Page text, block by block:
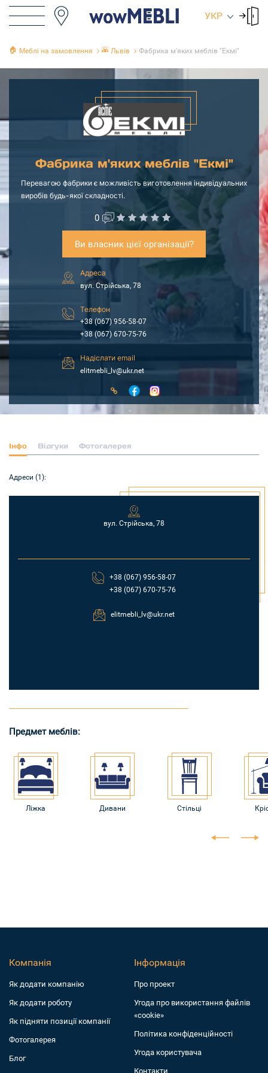
УКР
🏠 Меблі на замовлення 🌇 Львів Фабрика м'яких меблів "Екмі"
Фабрика м'яких меблів "Екмі"
Перевагою фабрики є можливість виготовлення індивідуальних
виробів будь-якої складності.
0
Ви власник цієї організації?
Адреса
вул. Стрійська, 78
Телефон
+38 (067) 956-58-07
+38 (067) 670-75-76
Надіслати email
elitmebli_lv@ukr.net
Інфо Відгуки Фотогалерея
Адреси (1):
вул. Стрійська, 78
+38 (067) 956-58-07
+38 (067) 670-75-76
elitmebli_lv@ukr.net
Предмет меблів:
Ліжка Дивани Стільці
Компанія
Як додати компанiю
Як додати роботу
Як підняти позиції компанії
Фотогалерея
Блог
Інформація
Про проект
Угода про використання файлів
«cookie»
Політика конфіденційності
Угода користувача
Контакти